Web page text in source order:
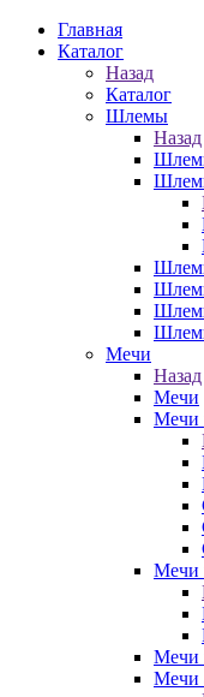
Главная
Каталог
Назад
Каталог
Шлемы
Назад
Мечи
Назад
Мечи
Мечи
Мечи
Мечи
Мечи